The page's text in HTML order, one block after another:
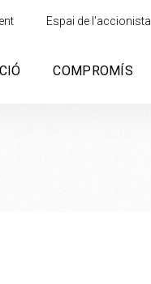
Espai de l'accionista
COMPROMÍS